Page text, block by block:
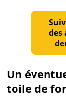
des
Un
toile de